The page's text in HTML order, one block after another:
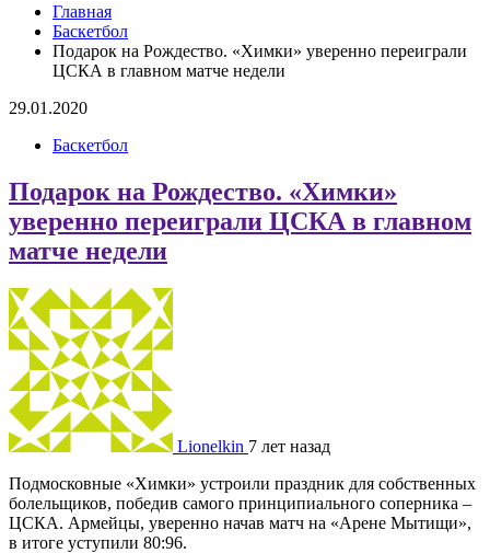
Главная
Баскетбол
Подарок на Рождество. «Химки» уверенно переиграли
ЦСКА в главном матче недели
29.01.2020
Баскетбол
Подарок на Рождество. «Химки»
уверенно переиграли ЦСКА в главном
матче недели
Lionelkin 7 лет назад
Подмосковные «Химки» устроили праздник для собственных
болельщиков, победив самого принципиального соперника –
ЦСКА. Армейцы, уверенно начав матч на «Арене Мытищи»,
в итоге уступили 80:96.